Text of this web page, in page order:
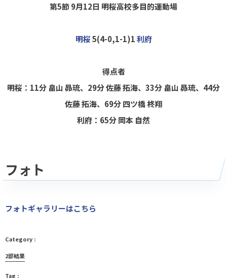
第5節 9月12日 明桜高校多目的運動場
明桜5(4-0,1-1)1利府
得点者
明桜：11分 畠山 昴琉、29分 佐藤 拓海、33分 畠山 昴琉、44分
佐藤 拓海、69分 四ツ橋 柊翔
利府：65分 岡本 自然
フォト
フォトギャラリーはこちら
2部結果